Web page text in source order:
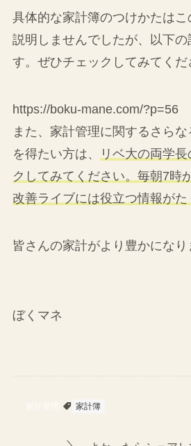
具体的な家計簿のつけかたはこ
説明しませんでしたが、以下の
す。ぜひチェックしてみてくだ
https://boku-mane.com/?p=56
また、家計管理に関するさら
を得たい方は、
リベ大の両学
クしてみてください。毎朝7時
改善ライブには役立つ情報がた
皆さんの家計がより豊かになり
ぼくマネ
家計簿